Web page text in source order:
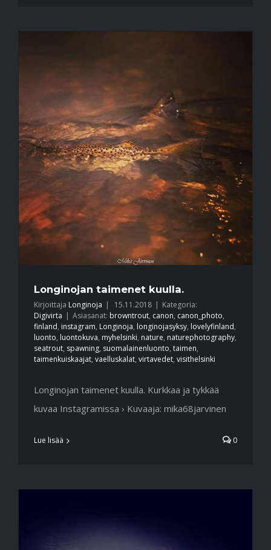
Longinojan taimenet kuulla.
Kirjoittaja Longinoja 15.11.2018
Kategoria:
Digivirta
Asiasanat: browntrout, canon, canon_photo,
finland, instagram, Longinoja, longinojasyksy, lovelyfinland,
luonto, luontokuva, myhelsinki, nature, naturephotography,
seatrout, spawning, suomalainenluonto, taimen,
taimenkuiskaajat, vaelluskalat, virtavedet, visithelsinki
Longinojan taimenet kuulla. Kurkkaa ja tykkää
kuvaa Instagramissa › Kuvaaja: mika68jarvinen
Lue lisää 0